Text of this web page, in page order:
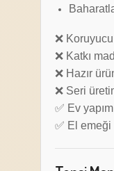
❌
❌ Katkı
❌ Hazır
❌ Seri
✅ Ev
✅ El emeği